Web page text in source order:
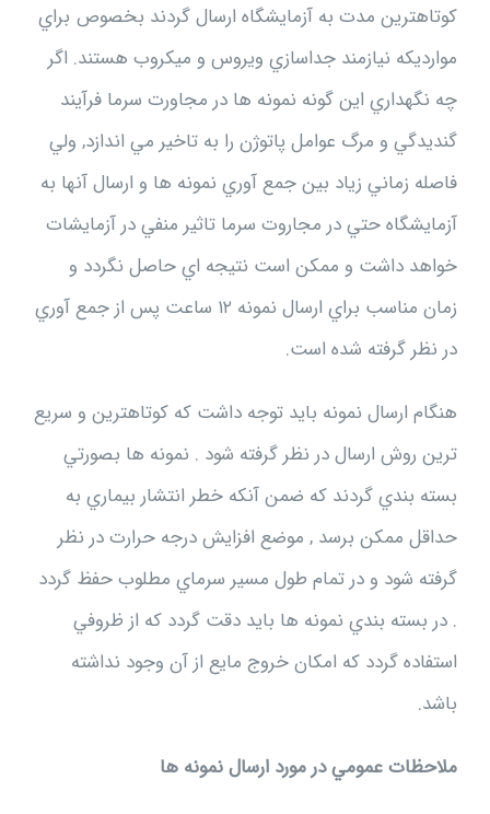
كوتاهترين مدت به آزمايشگاه ارسال گردند بخصوص براي
موارديكه نيازمند جداسازي ويروس و ميكروب هستند. اگر
چه نگهداري اين گونه نمونه ها در مجاورت سرما فرآيند
گنديدگي و مرگ عوامل پاتوژن را به تاخير مي اندازد, ولي
فاصله زماني زياد بين جمع آوري نمونه ها و ارسال آنها به
آزمايشگاه حتي در مجاروت سرما تاثير منفي در آزمايشات
خواهد داشت و ممكن است نتيجه اي حاصل نگردد و
زمان مناسب براي ارسال نمونه ۱۲ ساعت پس از جمع آوري
در نظر گرفته شده است.
هنگام ارسال نمونه بايد توجه داشت كه كوتاهترين و سريع
ترين روش ارسال در نظر گرفته شود . نمونه ها بصورتي
بسته بندي گردند كه ضمن آنكه خطر انتشار بيماري به
حداقل ممكن برسد , موضع افزايش درجه حرارت در نظر
گرفته شود و در تمام طول مسير سرماي مطلوب حفظ گردد
. در بسته بندي نمونه ها بايد دقت گردد كه از ظروفي
استفاده گردد كه امكان خروج مايع از آن وجود نداشته
باشد.
ملاحظات عمومي در مورد ارسال نمونه ها